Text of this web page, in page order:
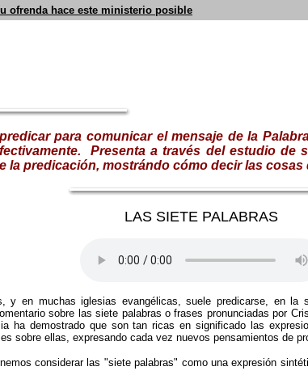
ofrenda hace este ministerio posible
para comunicar el mensaje de la
Presenta a través del estudio de
la predicación, mostrándo cómo decir las
LAS SIETE PALABRAS
y en muchas iglesias evangélicas, suele predicarse, en
sobre las siete palabras o frases pronunciadas por
ha demostrado que son tan ricas en significado las
sobre ellas, expresando cada vez nuevos pensamientos de
considerar las "siete palabras" como una expresión